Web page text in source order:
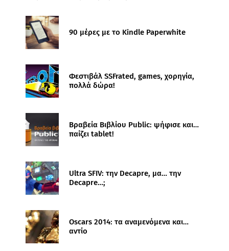
90 μέρες με το Kindle Paperwhite
Φεστιβάλ SSFrated, games, χορηγία,
πολλά δώρα!
Βραβεία Βιβλίου Public: ψήφισε και…
παίζει tablet!
Ultra SFIV: την Decapre, μα… την
Decapre…;
Oscars 2014: τα αναμενόμενα και…
αντίο